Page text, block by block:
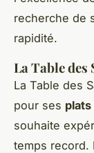
recherche de
rapidité.
La Table des
La Table des
pour ses
souhaite
temps record.